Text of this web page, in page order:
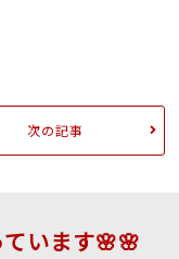
次の記事
います🌸🌸